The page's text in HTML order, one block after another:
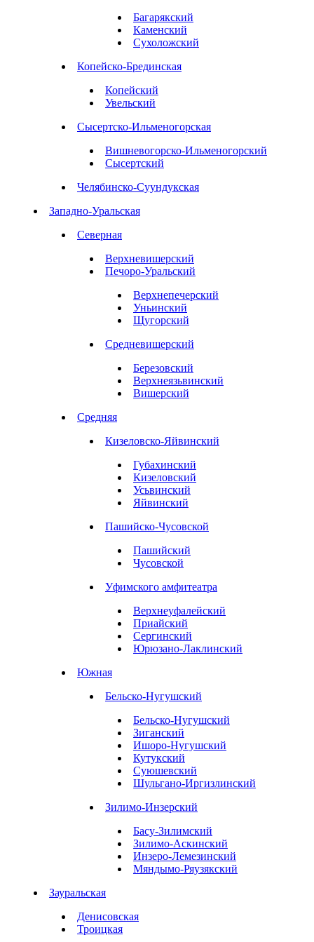
Багарякский
Каменский
Сухоложский
Копейско-Брединская
Копейский
Увельский
Сысертско-Ильменогорская
Вишневогорско-Ильменогорский
Сысертский
Челябинско-Суундукская
Западно-Уральская
Северная
Верхневишерский
Печоро-Уральский
Верхнепечерский
Уньинский
Щугорский
Средневишерский
Березовский
Верхнеязьвинский
Вишерский
Средняя
Кизеловско-Яйвинский
Губахинский
Кизеловский
Усьвинский
Яйвинский
Пашийско-Чусовской
Пашийский
Чусовской
Уфимского амфитеатра
Верхнеуфалейский
Приайский
Сергинский
Юрюзано-Лаклинский
Южная
Бельско-Нугушский
Бельско-Нугушский
Зиганский
Ишоро-Нугушский
Кутукский
Суюшевский
Шульгано-Иргизлинский
Зилимо-Инзерский
Басу-Зилимский
Зилимо-Аскинский
Инзеро-Лемезинский
Мяндымо-Ряузякский
Зауральская
Денисовская
Троицкая